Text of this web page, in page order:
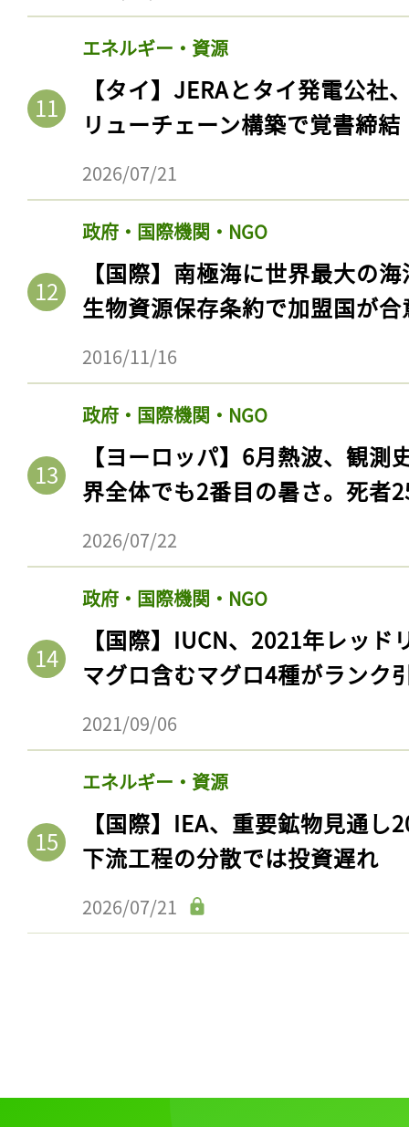
エネルギー・資源
【タイ】JERAとタイ発電公社
リューチェーン構築で覚書締結
2026/07/21
政府・国際機関・NGO
【国際】南極海に世界最大の
生物資源保存条約で加盟国が合
2016/11/16
政府・国際機関・NGO
【ヨーロッパ】6月熱波、観
界全体でも2番目の暑さ。死者
2026/07/22
政府・国際機関・NGO
【国際】IUCN、2021年レッ
マグロ含むマグロ4種がランク
2021/09/06
エネルギー・資源
【国際】IEA、重要鉱物見通
下流工程の分散では投資遅れ
2026/07/21
ログインが必